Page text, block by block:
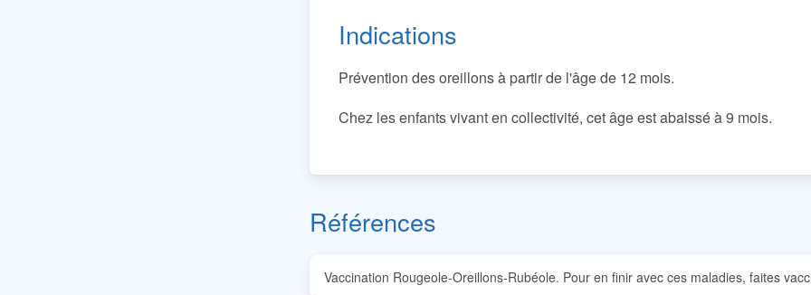
Indications
Prévention des oreillons à partir de l'âge de 12 mois.
Chez les enfants vivant en collectivité, cet âge est abaissé à 9 mois.
Références
Vaccination Rougeole-Oreillons-Rubéole. Pour en finir avec ces maladies, faites